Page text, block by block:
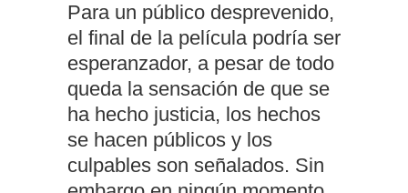
Para un público desprevenido,
el final de la película podría ser
esperanzador, a pesar de todo
queda la sensación de que se
ha hecho justicia, los hechos
se hacen públicos y los
culpables son señalados. Sin